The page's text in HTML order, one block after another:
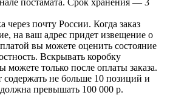
через почту России. Когда заказ
на ваш адрес придет извещение о
вы можете оценить состояние
Вскрывать коробку
можете только после оплаты заказа.
содержать не больше 10 позиций и
превышать 100 000 р.